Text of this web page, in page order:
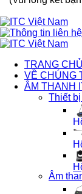
TRANG CHỦ
VỀ CHÚNG
ÂM THANH
Thiết
Âm